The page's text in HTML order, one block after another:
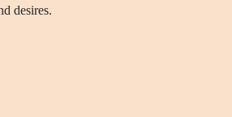
desires.